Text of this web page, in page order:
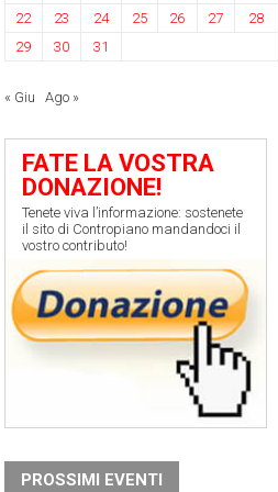
22
23 24 25 26 27
28
29
30 31
« Giu Ago »
FATE LA VOSTRA
DONAZIONE!
Tenete viva l’informazione: sostenete
il sito di Contropiano mandandoci il
vostro contributo!
PROSSIMI EVENTI